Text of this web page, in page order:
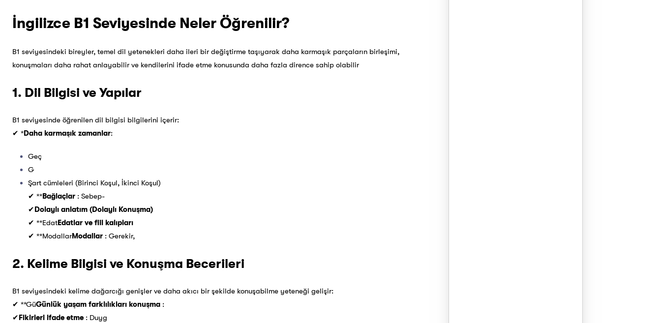
İngilizce B1 Seviyesinde Neler Öğrenilir?
B1 seviyesindeki bireyler, temel dil yetenekleri daha ileri bir değiştirme taşıyarak daha karmaşık parçaların birleşimi,
konuşmaları daha rahat anlayabilir ve kendilerini ifade etme konusunda daha fazla dirence sahip olabilir
1. Dil Bilgisi ve Yapılar
B1 seviyesinde öğrenilen dil bilgisi bilgilerini içerir:
✔ *Daha karmaşık zamanlar:
Geç
G
Şart cümleleri (Birinci Koşul, İkinci Koşul)
✔ **Bağlaçlar : Sebep-
✔Dolaylı anlatım (Dolaylı Konuşma)
✔ **EdatEdatlar ve fiil kalıpları
✔ **ModallarModallar : Gerekir,
2. Kelime Bilgisi ve Konuşma Becerileri
B1 seviyesindeki kelime dağarcığı genişler ve daha akıcı bir şekilde konuşabilme yeteneği gelişir:
✔ **GüGünlük yaşam farklılıkları konuşma :
✔Fikirleri ifade etme : Duyg